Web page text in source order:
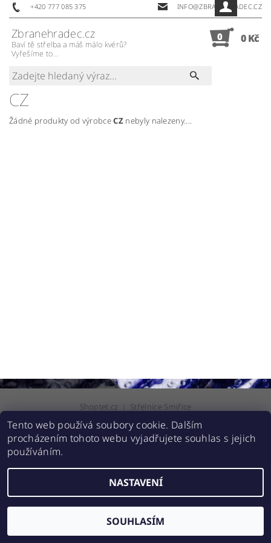
+420 777 085 375 INFO@ZBRANEHRADEC.CZ
Zbranehradec.cz
Baví tě střelba a máš málo kvérů?
Vyřešíme to...
0 0 Kč
CZ
Žádné produkty od výrobceCZnebyly nalezeny....
Shoptet.cz | Střelnice Smiřice
2026 © Zbranehradec.cz, všechna práva vyhrazena
Vytvořil Shoptet
Tento web používá soubory cookie. Dalším
procházením tohoto webu vyjadřujete souhlas s jejich
používáním.
NASTAVENÍ
SOUHLASÍM